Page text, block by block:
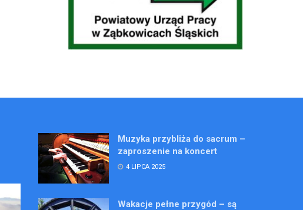
Muzyka przybliża do sacrum –
zaproszenie na koncert
4 LIPCA 2025
Wakacje pełne przygód – są